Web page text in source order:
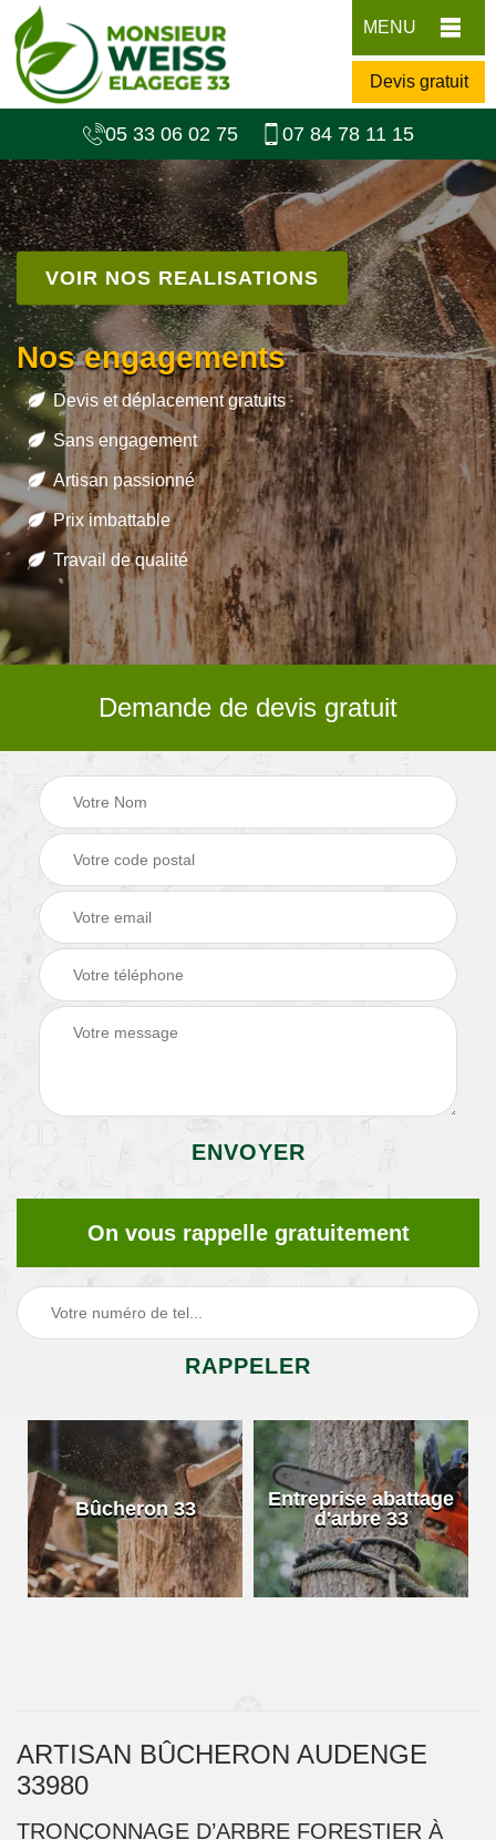
MENU
Devis gratuit
05 33 06 02 75 07 84 78 11 15
VOIR NOS REALISATIONS
Nos engagements
Devis et déplacement gratuits
Sans engagement
Artisan passionné
Prix imbattable
Travail de qualité
Demande de devis gratuit
On vous rappelle gratuitement
Bûcheron 33
Entreprise abattage
d'arbre 33
ARTISAN BÛCHERON AUDENGE
33980
TRONÇONNAGE D’ARBRE FORESTIER À